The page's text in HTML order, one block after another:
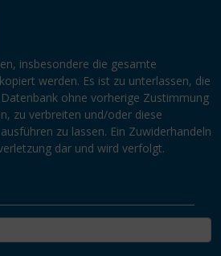
insbesondere die gesamte
werden. Es ist zu unterlassen, die
ohne vorherige Zustimmung
zu verbreiten und/oder diese
zu lassen. Ein Zuwiderhandeln
dar und wird verfolgt.